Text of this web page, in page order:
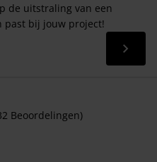
de uitstraling van een
past bij jouw project!
Lees
Beoordelingen)